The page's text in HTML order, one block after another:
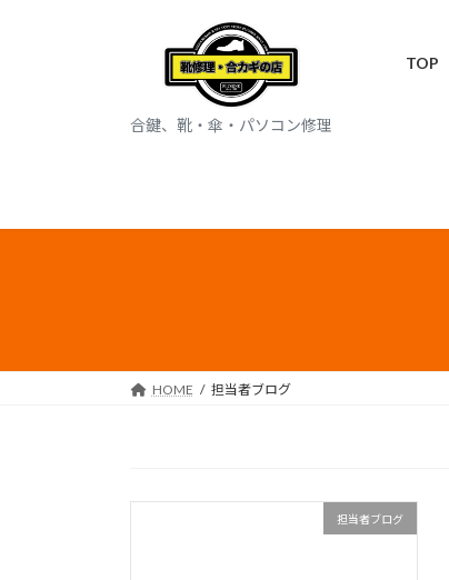
ッ
移
合鍵、靴・傘・パソコン修理
TOP
HOME 担当者ブログ
担当者ブログ